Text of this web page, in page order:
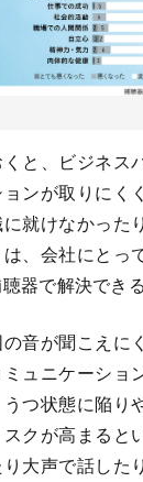
くと、ビジネ
ンが取りにく
就けなかった
、会社にとっ
器で解決でき
音が聞こえに
ュニケーショ
つ状態に陥り
クが高まると
大声で話した